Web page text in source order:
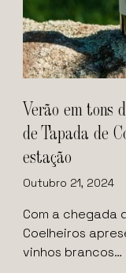
Verão em tons
de Tapada de
estação
Outubro 21, 2024
Com a chegada
Coelheiros
vinhos brancos…